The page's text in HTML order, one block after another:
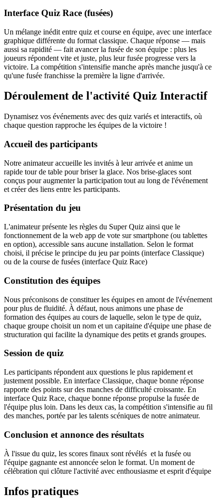
Interface Quiz Race (fusées)
Un mélange inédit entre quiz et course en équipe, avec une interface
graphique différente du format classique. Chaque réponse — mais
aussi sa rapidité — fait avancer la fusée de son équipe : plus les
joueurs répondent vite et juste, plus leur fusée progresse vers la
victoire. La compétition s'intensifie manche après manche jusqu'à ce
qu'une fusée franchisse la première la ligne d'arrivée.
Déroulement de l'activité Quiz Interactif
Dynamisez vos événements avec des quiz variés et interactifs, où
chaque question rapproche les équipes de la victoire !
Accueil des participants
Notre animateur accueille les invités à leur arrivée et anime un
rapide tour de table pour briser la glace. Nos brise-glaces sont
conçus pour augmenter la participation tout au long de l'événement
et créer des liens entre les participants.
Présentation du jeu
L'animateur présente les règles du Super Quiz ainsi que le
fonctionnement de la web app de vote sur smartphone (ou tablettes
en option), accessible sans aucune installation. Selon le format
choisi, il précise le principe du jeu par points (interface Classique)
ou de la course de fusées (interface Quiz Race)
Constitution des équipes
Nous préconisons de constituer les équipes en amont de l'événement
pour plus de fluidité. À défaut, nous animons une phase de
formation des équipes au cours de laquelle, selon le type de quiz,
chaque groupe choisit un nom et un capitaine d'équipe une phase de
structuration qui facilite la dynamique des petits et grands groupes.
Session de quiz
Les participants répondent aux questions le plus rapidement et
justement possible. En interface Classique, chaque bonne réponse
rapporte des points sur des manches de difficulté croissante. En
interface Quiz Race, chaque bonne réponse propulse la fusée de
l'équipe plus loin. Dans les deux cas, la compétition s'intensifie au fil
des manches, portée par les talents scéniques de notre animateur.
Conclusion et annonce des résultats
À l'issue du quiz, les scores finaux sont révélés et la fusée ou
l'équipe gagnante est annoncée selon le format. Un moment de
célébration qui clôture l'activité avec enthousiasme et esprit d'équipe
Infos pratiques